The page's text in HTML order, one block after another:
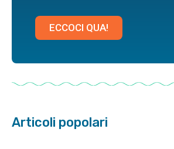
ECCOCI QUA!
Articoli popolari